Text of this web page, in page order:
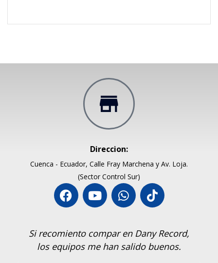
Direccion:
Cuenca - Ecuador, Calle Fray Marchena y Av. Loja.
(Sector Control Sur)
Si recomiento compar en Dany Record,
los equipos me han salido buenos.